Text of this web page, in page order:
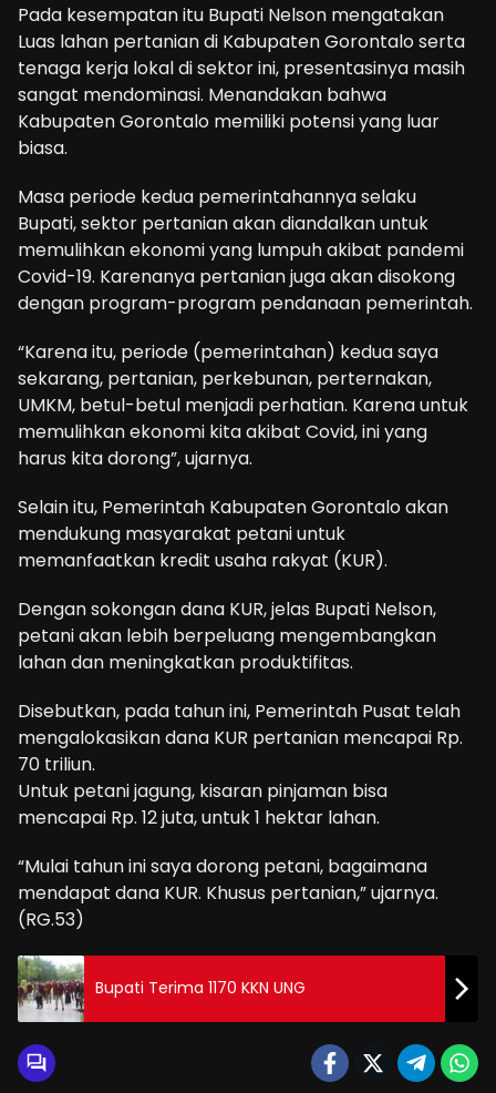
Pada kesempatan itu Bupati Nelson mengatakan
Luas lahan pertanian di Kabupaten Gorontalo serta
tenaga kerja lokal di sektor ini, presentasinya masih
sangat mendominasi. Menandakan bahwa
Kabupaten Gorontalo memiliki potensi yang luar
biasa.
Masa periode kedua pemerintahannya selaku
Bupati, sektor pertanian akan diandalkan untuk
memulihkan ekonomi yang lumpuh akibat pandemi
Covid-19. Karenanya pertanian juga akan disokong
dengan program-program pendanaan pemerintah.
“Karena itu, periode (pemerintahan) kedua saya
sekarang, pertanian, perkebunan, perternakan,
UMKM, betul-betul menjadi perhatian. Karena untuk
memulihkan ekonomi kita akibat Covid, ini yang
harus kita dorong”, ujarnya.
Selain itu, Pemerintah Kabupaten Gorontalo akan
mendukung masyarakat petani untuk
memanfaatkan kredit usaha rakyat (KUR).
Dengan sokongan dana KUR, jelas Bupati Nelson,
petani akan lebih berpeluang mengembangkan
lahan dan meningkatkan produktifitas.
Disebutkan, pada tahun ini, Pemerintah Pusat telah
mengalokasikan dana KUR pertanian mencapai Rp.
70 triliun.
Untuk petani jagung, kisaran pinjaman bisa
mencapai Rp. 12 juta, untuk 1 hektar lahan.
“Mulai tahun ini saya dorong petani, bagaimana
mendapat dana KUR. Khusus pertanian,” ujarnya.
(RG.53)
Bupati Terima 1170 KKN UNG